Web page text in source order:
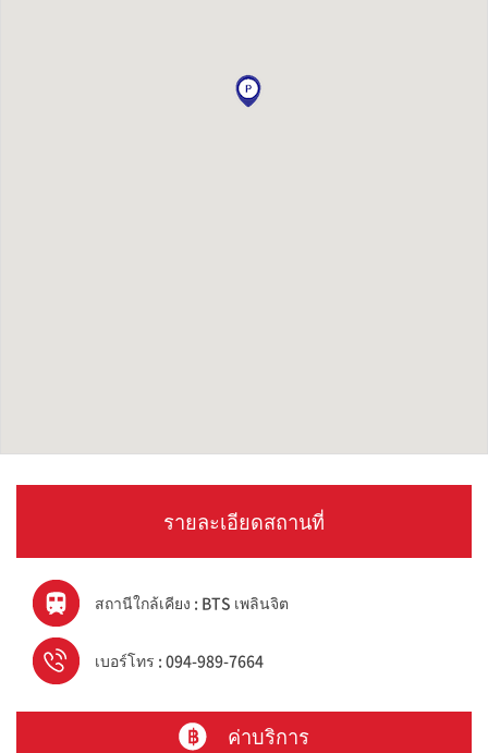
รายละเอียดสถานที่
สถานีใกล้เคียง : BTS เพลินจิต
เบอร์โทร : 094-989-7664
ค่าบริการ